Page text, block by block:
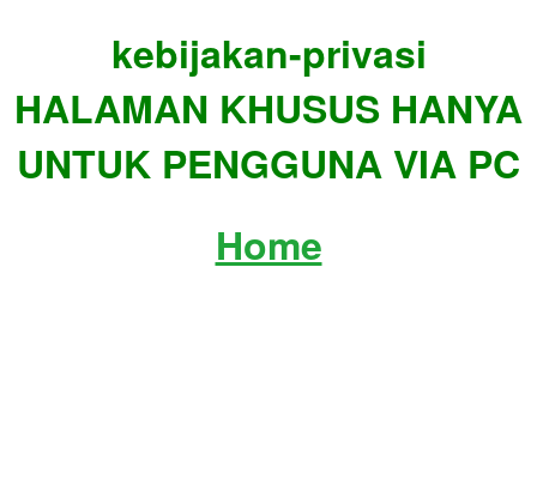
kebijakan-privasi
HALAMAN KHUSUS HANYA
UNTUK PENGGUNA VIA PC
Home